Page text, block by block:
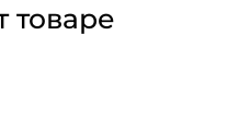
товаре